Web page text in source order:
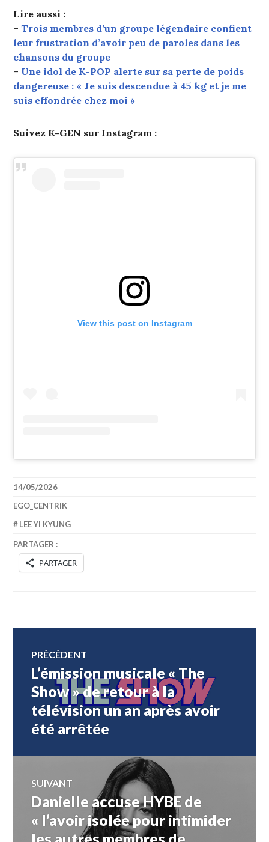
Lire aussi :
– Trois membres d’un groupe légendaire confient
leur frustration d’avoir peu de paroles dans les
chansons du groupe
– Une idol de K-POP alerte sur sa perte de poids
dangereuse : « Je suis descendue à 45 kg et je me
suis effondrée chez moi »
Suivez K-GEN sur Instagram :
View this post on Instagram
14/05/2026
EGO_CENTRIK
LEE YI KYUNG
PARTAGER :
PARTAGER
Navigation
de
l’article
PRÉCÉDENT
Article
précédent :
L’émission musicale « The
Show » de retour à la
télévision un an après avoir
été arrêtée
SUIVANT
Article
Suivant:
Danielle accuse HYBE de
« l’avoir isolée pour intimider